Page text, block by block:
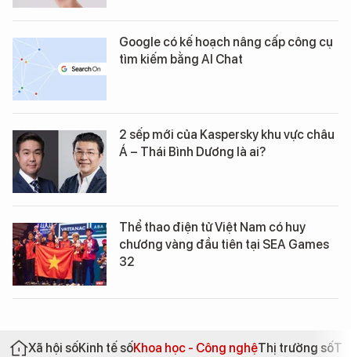
Google có kế hoạch nâng cấp công cụ
tìm kiếm bằng AI Chat
2 sếp mới của Kaspersky khu vực châu
Á – Thái Bình Dương là ai?
Thể thao điện tử Việt Nam có huy
chương vàng đầu tiên tại SEA Games
32
Xã hội sốKinh tế sốKhoa học - Công nghệThị trường số